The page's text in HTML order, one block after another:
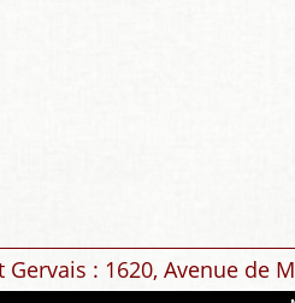
: 1620, Avenue de